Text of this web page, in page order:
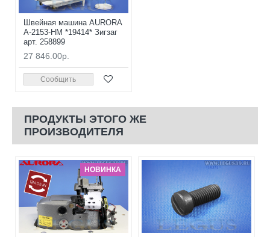
Швейная машина AURORA
A-2153-HM *19414* Зигзаг
арт. 258899
27 846.00р.
Сообщить
ПРОДУКТЫ ЭТОГО ЖЕ
ПРОИЗВОДИТЕЛЯ
НОВИНКА